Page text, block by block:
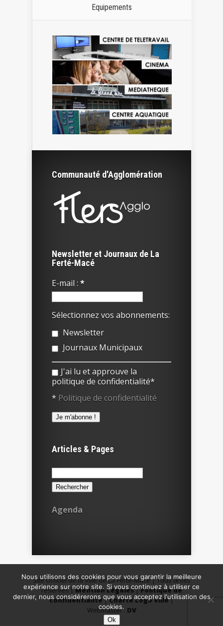
Equipements
Communauté d'Agglomération
Newsletter et Journaux de La
Ferté-Macé
E-mail : *
Sélectionnez vos abonnements:
Newsletter
Journaux Municipaux
J'ai lu et approuve la
politique de confidentialité*
* Politique de confidentialité
Articles & Pages
Rechercher :
Agenda
Site Officiel de la Ville de La Ferté-Macé | Tous droits
réservés |Mention Légales|Politique de
confidentialité|Charte Logo Ville|
Webmaster : DV
Nous utilisons des cookies pour vous garantir la meilleure
expérience sur notre site. Si vous continuez à utiliser ce
dernier, nous considérerons que vous acceptez l'utilisation des
cookies.
Ok